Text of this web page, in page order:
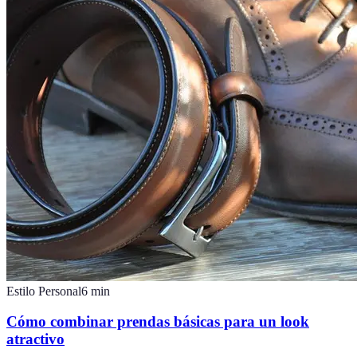
Estilo Personal6 min
Cómo combinar prendas básicas para un look
atractivo